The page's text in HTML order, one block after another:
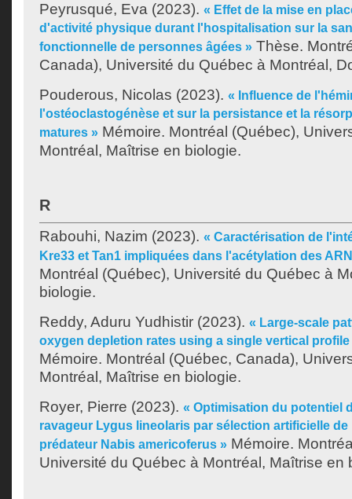
Peyrusqué, Eva (2023). « Effet de la mise en
d'activité physique durant l'hospitalisation sur la
fonctionnelle de personnes âgées » Thèse.
Canada), Université du Québec à Montréal,
Pouderous, Nicolas (2023). « Influence de
l'ostéoclastogénèse et sur la persistance et la
matures » Mémoire. Montréal (Québec),
Montréal, Maîtrise en biologie.
R
Rabouhi, Nazim (2023). « Caractérisation de
Kre33 et Tan1 impliquées dans l'acétylation des
Montréal (Québec), Université du Québec à
biologie.
Reddy, Aduru Yudhistir (2023). « Large-scale
oxygen depletion rates using a single vertical profile
Mémoire. Montréal (Québec, Canada),
Montréal, Maîtrise en biologie.
Royer, Pierre (2023). « Optimisation du potentiel
ravageur Lygus lineolaris par sélection artificielle
prédateur Nabis americoferus » Mémoire.
Université du Québec à Montréal, Maîtrise en